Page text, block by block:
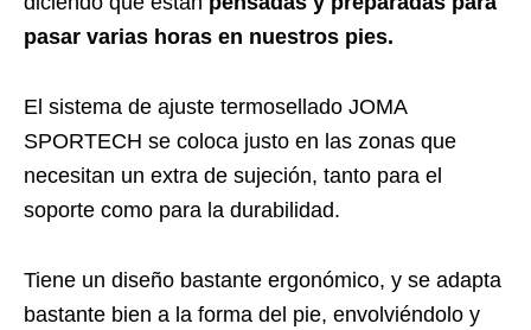
pasar varias horas en nuestros pies.
El sistema de ajuste termosellado JOMA
SPORTECH se coloca justo en las zonas que
necesitan un extra de sujeción, tanto para el
soporte como para la durabilidad.
Tiene un diseño bastante ergonómico, y se adapta
bastante bien a la forma del pie, envolviéndolo y